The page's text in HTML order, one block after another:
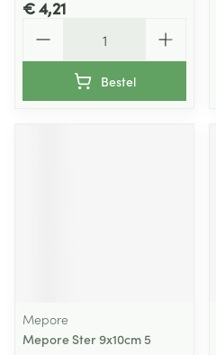
€ 4,21
Bestel
Mepore
Mepore Ster 9x10cm 5